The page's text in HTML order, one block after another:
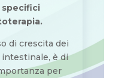
specifici
di crescita dei
è di
per